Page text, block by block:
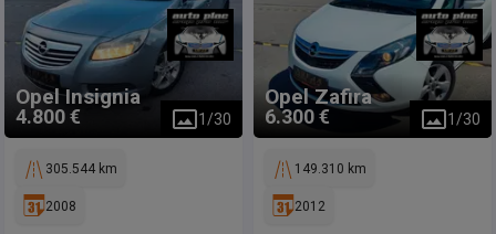
Opel Insignia
4.800 € 1 /30
305.544 km
2008
Opel Zafira
6.300 € 1 /30
149.310 km
2012